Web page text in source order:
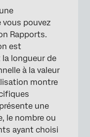
pouvez
Rapports.
est
la longueur de
à la valeur
montre
une
le nombre ou
ayant choisi